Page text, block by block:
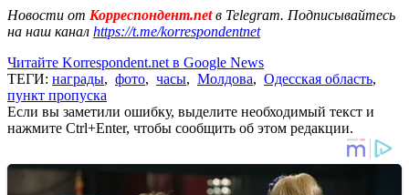
Новости от Корреспондент.netв Telegram. Подписывайтесь
на наш канал https://t.me/korrespondentnet
Читайте Korrespondent.net в Google News
ТЕГИ: награды, фото, часы, Молдова, Одесская область,
пункт пропуска
Если вы заметили ошибку, выделите необходимый текст и
нажмите Ctrl+Enter, чтобы сообщить об этом редакции.